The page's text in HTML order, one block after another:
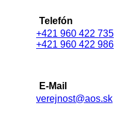
Telefón
+421 960 422 735
+421 960 422 986
E-Mail
verejnost@aos.sk